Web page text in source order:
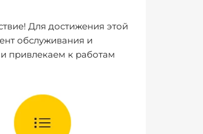
Для достижения этой
обслуживания и
привлекаем к работам